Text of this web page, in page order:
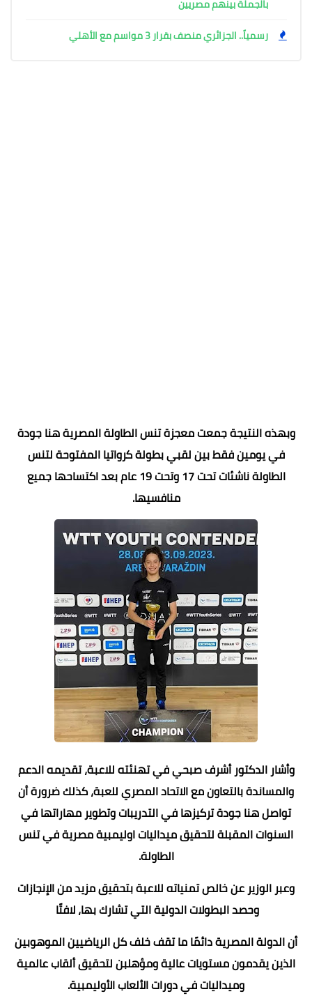
بالجملة بينهم مصريين
رسمياً.. الجزائري منصف بقرار 3 مواسم مع الأهلي
وبهذه النتيجة جمعت معجزة تنس الطاولة المصرية هنا جودة
في يومين فقط بين لقبي بطولة كرواتيا المفتوحة لتنس
الطاولة ناشئات تحت 17 وتحت 19 عام بعد اكتساحها جميع
منافسيها.
وأشار الدكتور أشرف صبحي في تهنئته للاعبة، تقديمه الدعم
والمساندة بالتعاون مع الاتحاد المصري للعبة، كذلك ضرورة أن
تواصل هنا جودة تركيزها في التدريبات وتطوير مهاراتها في
السنوات المقبلة لتحقيق ميداليات اوليمبية مصرية في تنس
الطاولة.
وعبر الوزير عن خالص تمنياته للاعبة بتحقيق مزيد من الإنجازات
وحصد البطولات الدولية التي تشارك بها، لافتًا
أن الدولة المصرية دائمًا ما تقف خلف كل الرياضيين الموهوبين
الذين يقدمون مستويات عالية ومؤهلبن لتحقيق ألقاب عالمية
وميداليات في دورات الألعاب الأوليمبية.